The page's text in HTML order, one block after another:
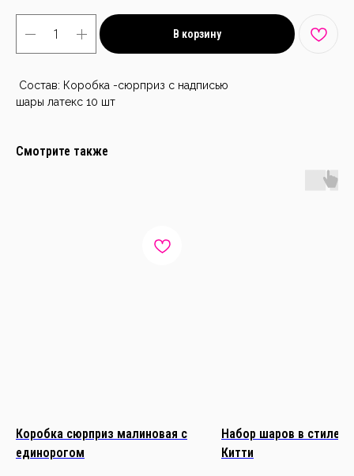
В корзину
Состав: Коробка -сюрприз с надписью
шары латекс 10 шт
Смотрите также
Коробка сюрприз малиновая с
единорогом
Набор шаров в стиле
Китти